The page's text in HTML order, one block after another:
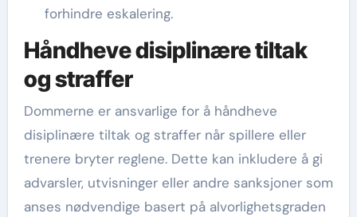
forhindre eskalering.
Håndheve disiplinære tiltak
og straffer
Dommerne er ansvarlige for å håndheve
disiplinære tiltak og straffer når spillere eller
trenere bryter reglene. Dette kan inkludere å gi
advarsler, utvisninger eller andre sanksjoner som
anses nødvendige basert på alvorlighetsgraden